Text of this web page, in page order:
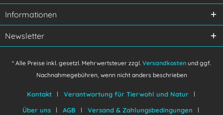
Informationen
Newsletter
* Alle Preise inkl. gesetzl. Mehrwertsteuer zzgl. Versandkosten und ggf.
Nachnahmegebühren, wenn nicht anders beschrieben
Kontakt
Verantwortung für Tierwohl und Natur
Über uns
AGB
Versand & Zahlungsbedingungen